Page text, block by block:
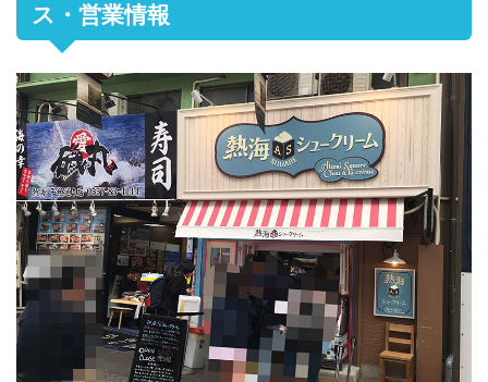
ス・営業情報